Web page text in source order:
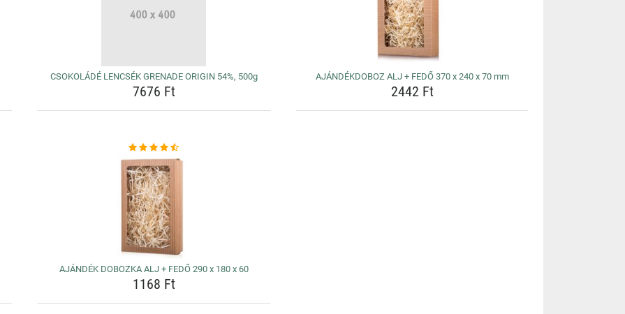
CSOKOLÁDÉ LENCSÉK GRENADE ORIGIN 54%, 500g
7676 Ft
AJÁNDÉKDOBOZ ALJ + FEDŐ 370 x 240 x 70 mm
2442 Ft
AJÁNDÉK DOBOZKA ALJ + FEDŐ 290 x 180 x 60
1168 Ft